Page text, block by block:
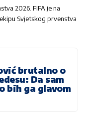
2026. FIFA je na
Svjetskog prvenstva
brutalno o
Da sam
bih ga glavom